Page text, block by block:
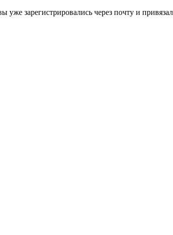
зарегистрировались через почту и